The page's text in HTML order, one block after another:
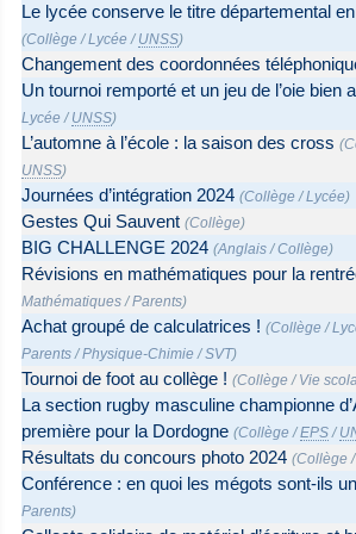
Le lycée conserve le titre départemental
(Collège /Lycée / UNSS)
Changement des coordonnées
Un tournoi remporté et un jeu de l’oie bien
Lycée / UNSS)
L’automne à l’école : la saison des cross (
UNSS)
Journées d’intégration 2024 (Collège /Lycée)
Gestes Qui Sauvent (Collège)
BIG CHALLENGE 2024 (Anglais /Collège)
Révisions en mathématiques pour la
Mathématiques /Parents)
Achat groupé de calculatrices ! (Collège /
Parents /Physique-Chimie /SVT)
Tournoi de foot au collège ! (Collège / Vie
La section rugby masculine championne
première pour la Dordogne (Collège /EPS /
Résultats du concours photo 2024 (Collège
Conférence : en quoi les mégots sont-ils
Parents)